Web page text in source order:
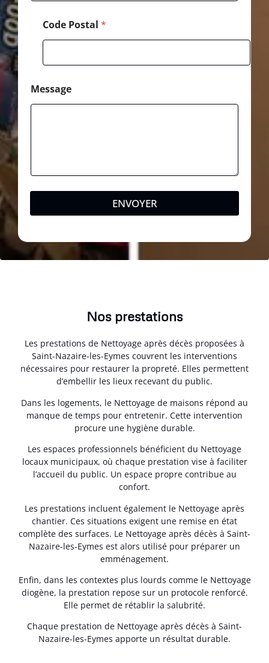
Code Postal *
Message
ENVOYER
Nos prestations
Les prestations de Nettoyage après décès proposées à
Saint-Nazaire-les-Eymes couvrent les interventions
nécessaires pour restaurer la propreté. Elles permettent
d’embellir les lieux recevant du public.
Dans les logements, le Nettoyage de maisons répond au
manque de temps pour entretenir. Cette intervention
procure une hygiène durable.
Les espaces professionnels bénéficient du Nettoyage
locaux municipaux, où chaque prestation vise à faciliter
l’accueil du public. Un espace propre contribue au
confort.
Les prestations incluent également le Nettoyage après
chantier. Ces situations exigent une remise en état
complète des surfaces. Le Nettoyage après décès à Saint-
Nazaire-les-Eymes est alors utilisé pour préparer un
emménagement.
Enfin, dans les contextes plus lourds comme le Nettoyage
diogène, la prestation repose sur un protocole renforcé.
Elle permet de rétablir la salubrité.
Chaque prestation de Nettoyage après décès à Saint-
Nazaire-les-Eymes apporte un résultat durable.